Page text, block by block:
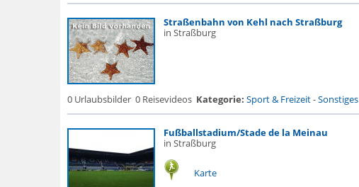
Straßenbahn von Kehl nach Straßburg
in Straßburg
0 Urlaubsbilder 0 Reisevideos Kategorie: Sport & Freizeit-Sonstiges
Fußballstadium/Stade de la Meinau
in Straßburg
Karte